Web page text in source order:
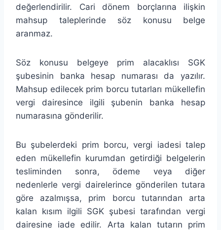
değerlendirilir. Cari dönem borçlarına ilişkin
mahsup taleplerinde söz konusu belge
aranmaz.
Söz konusu belgeye prim alacaklısı SGK
şubesinin banka hesap numarası da yazılır.
Mahsup edilecek prim borcu tutarları mükellefin
vergi dairesince ilgili şubenin banka hesap
numarasına gönderilir.
Bu şubelerdeki prim borcu, vergi iadesi talep
eden mükellefin kurumdan getirdiği belgelerin
tesliminden sonra, ödeme veya diğer
nedenlerle vergi dairelerince gönderilen tutara
göre azalmışsa, prim borcu tutarından arta
kalan kısım ilgili SGK şubesi tarafından vergi
dairesine iade edilir. Arta kalan tutarın prim